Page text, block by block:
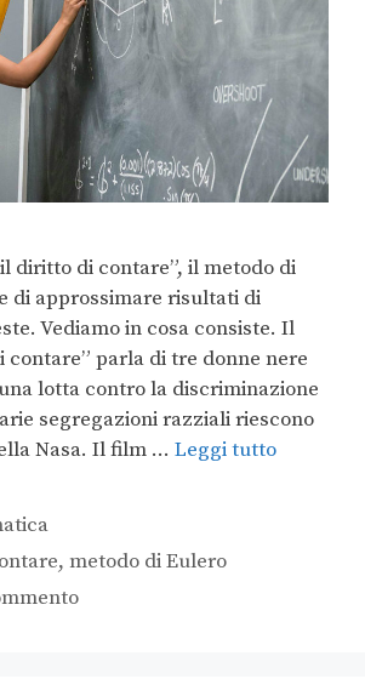
diritto di contare”, il metodo di
di approssimare risultati di
Vediamo in cosa consiste. Il
parla di tre donne nere
lotta contro la discriminazione
segregazioni razziali riescono
Nasa. Il film … Leggi tutto
,metodo di Eulero